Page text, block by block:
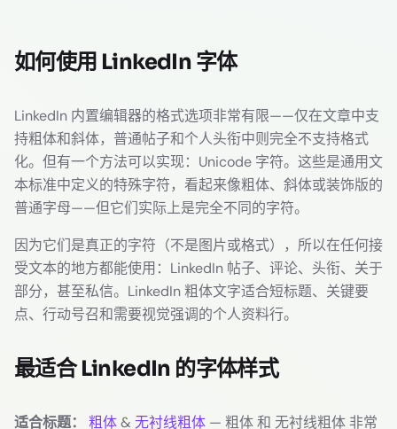
如何使用 LinkedIn 字体
LinkedIn 内置编辑器的格式选项非常有限——仅在文章中支
持粗体和斜体，普通帖子和个人头衔中则完全不支持格式
化。但有一个方法可以实现：Unicode 字符。这些是通用文
本标准中定义的特殊字符，看起来像粗体、斜体或装饰版的
普通字母——但它们实际上是完全不同的字符。
因为它们是真正的字符（不是图片或格式），所以在任何接
受文本的地方都能使用：LinkedIn 帖子、评论、头衔、关于
部分，甚至私信。LinkedIn 粗体文字适合短标题、关键要
点、行动号召和需要视觉强调的个人资料行。
最适合 LinkedIn 的字体样式
适合标题： 粗体& 无衬线粗体 — 粗体 和 无衬线粗体 非常